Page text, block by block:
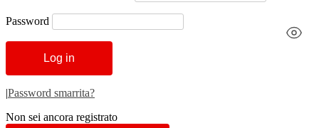
Password
|Password smarrita?
Non sei ancora registrato